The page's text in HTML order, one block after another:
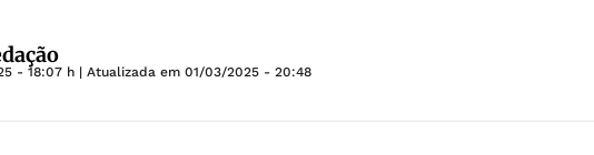
- 18:07 h | Atualizada em 01/03/2025 - 20:48